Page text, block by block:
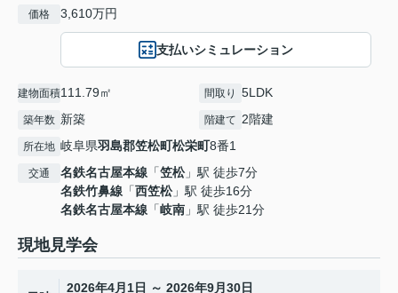
価格 3,610万円
支払いシミュレーション
建物面積111.79㎡ 間取り 5LDK
築年数 新築 階建て 2階建
所在地 岐阜県羽島郡笠松町松栄町8番1
交通 名鉄名古屋本線 「笠松」駅 徒歩7分
名鉄竹鼻線 「西笠松」駅 徒歩16分
名鉄名古屋本線 「岐南 」駅 徒歩21分
現地見学会
2026年4月1日 ～ 2026年9月30日